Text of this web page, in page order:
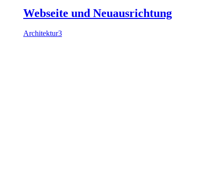
Webseite und Neuausrichtung
Architektur3